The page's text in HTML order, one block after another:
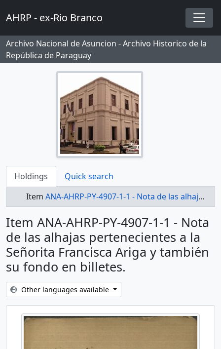
AHRP - ex-Rio Branco
Archivo Nacional de Asuncion - Archivo Historico de la
República de Paraguay
Holdings
Quick search
Item ANA-AHRP-PY-4907-1-1 - Nota de las alhajas pertenecientes a la Señorita Francisca Ariga y también su fondo en billetes.
Item ANA-AHRP-PY-4907-1-1 - Nota
de las alhajas pertenecientes a la
Señorita Francisca Ariga y también
su fondo en billetes.
Other languages available